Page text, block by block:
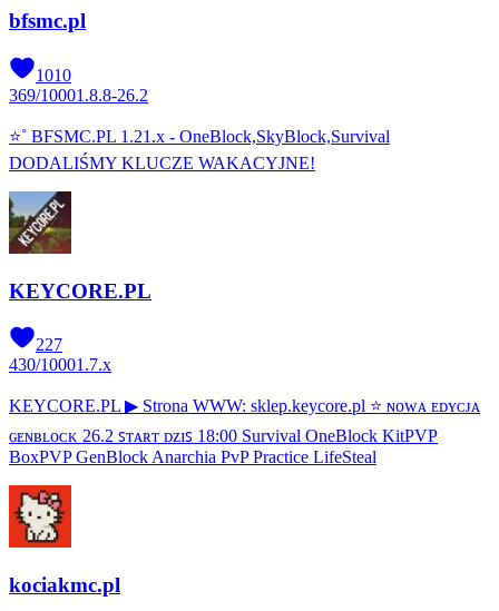
bfsmc.pl
1010
369/10001.8.8-26.2
⭐˚ BFSMC.PL 1.21.x - OneBlock,SkyBlock,Survival
DODALIŚMY KLUCZE WAKACYJNE!
KEYCORE.PL
227
430/10001.7.x
KEYCORE.PL ▶ Strona WWW: sklep.keycore.pl ⭐ ɴᴏᴡᴀ ᴇᴅʏᴄᴊᴀ
ɢᴇɴʙʟᴏᴄᴋ 26.2 ꜱᴛᴀʀᴛ ᴅᴢɪꜱ 18:00 Survival OneBlock KitPVP
BoxPVP GenBlock Anarchia PvP Practice LifeSteal
kociakmc.pl